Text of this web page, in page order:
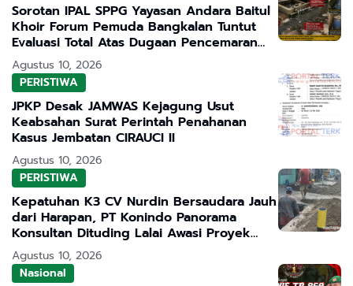
Sorotan IPAL SPPG Yayasan Andara Baitul
Khoir Forum Pemuda Bangkalan Tuntut
Evaluasi Total Atas Dugaan Pencemaran
Lingkungan
Agustus 10, 2026
PERISTIWA
JPKP Desak JAMWAS Kejagung Usut
Keabsahan Surat Perintah Penahanan
Kasus Jembatan CIRAUCI II
Agustus 10, 2026
PERISTIWA
Kepatuhan K3 CV Nurdin Bersaudara Jauh
dari Harapan, PT Konindo Panorama
Konsultan Dituding Lalai Awasi Proyek
DPRKPCK Jatim
Agustus 10, 2026
Nasional